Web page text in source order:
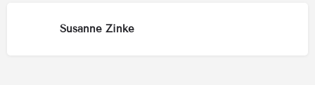
Susanne Zinke